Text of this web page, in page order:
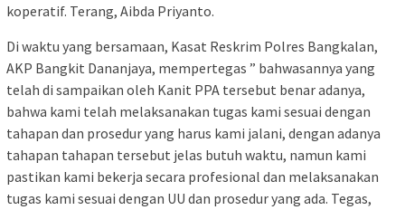
koperatif. Terang, Aibda Priyanto.
Di waktu yang bersamaan, Kasat Reskrim Polres Bangkalan,
AKP Bangkit Dananjaya, mempertegas ” bahwasannya yang
telah di sampaikan oleh Kanit PPA tersebut benar adanya,
bahwa kami telah melaksanakan tugas kami sesuai dengan
tahapan dan prosedur yang harus kami jalani, dengan adanya
tahapan tahapan tersebut jelas butuh waktu, namun kami
pastikan kami bekerja secara profesional dan melaksanakan
tugas kami sesuai dengan UU dan prosedur yang ada. Tegas,